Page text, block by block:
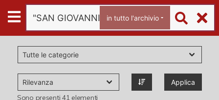
Archivio
Ferrari
Archivio Digitale
Chi è Paolo Ferrari
in tutto l'archivio
Applica
Sono presenti41 elementi